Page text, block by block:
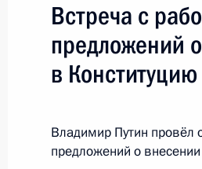
Послания
Заявления
Совещания,
Встреча с
предложений
в Конституцию
Владимир Путин провёл
предложений о